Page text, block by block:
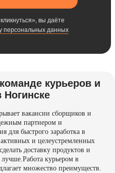
вы даёте
персональных данных
курьеров и
вакансии сборщиков и
партнером и
для быстрого заработка в
и целеустремленных
доставку продуктов и
курьером в
множество преимуществ.